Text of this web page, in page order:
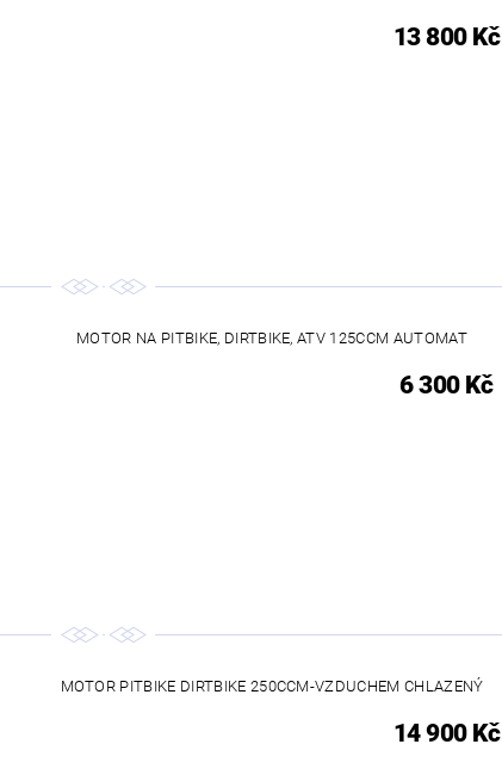
13 800 Kč
MOTOR NA PITBIKE, DIRTBIKE, ATV 125CCM AUTOMAT
6 300 Kč
MOTOR PITBIKE DIRTBIKE 250CCM-VZDUCHEM CHLAZENÝ
14 900 Kč